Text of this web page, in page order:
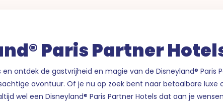
Paris Partner
ontdek de gastvrijheid en magie van de Disneyland®
avontuur. Of je nu op zoek bent naar betaalbare luxe
wel een Disneyland® Paris Partner Hotels dat aan je